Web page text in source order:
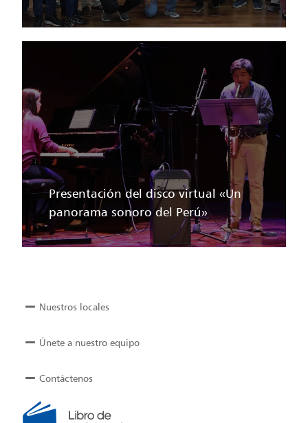
Presentación del disco virtual «Un
panorama sonoro del Perú»
Nuestros locales
Únete a nuestro equipo
Contáctenos